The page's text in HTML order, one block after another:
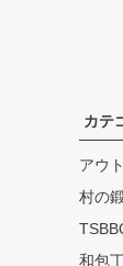
カテ
アウ
村の
和包